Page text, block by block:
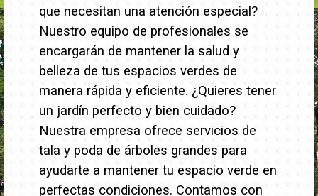
que necesitan una atención especial?
Nuestro equipo de profesionales se
encargarán de mantener la salud y
belleza de tus espacios verdes de
manera rápida y eficiente. ¿Quieres tener
un jardín perfecto y bien cuidado?
Nuestra empresa ofrece servicios de
tala y poda de árboles grandes para
ayudarte a mantener tu espacio verde en
perfectas condiciones. Contamos con